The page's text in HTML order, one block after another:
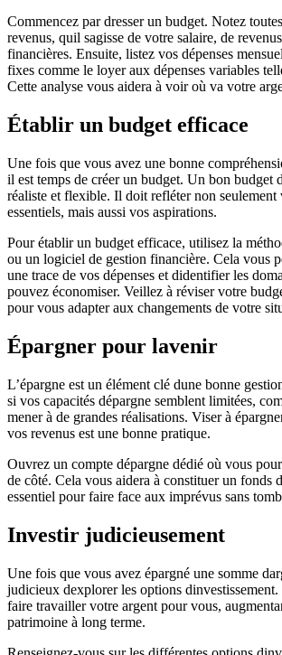
Commencez par dresser un budget. Notez
revenus, quil sagisse de votre salaire, de
financières. Ensuite, listez vos dépenses
fixes comme le loyer aux dépenses variables
Cette analyse vous aidera à voir où va votre
Établir un budget efficace
Une fois que vous avez une bonne
il est temps de créer un budget. Un bon budget
réaliste et flexible. Il doit refléter non seulement
essentiels, mais aussi vos aspirations.
Pour établir un budget efficace, utilisez la
ou un logiciel de gestion financière. Cela vous
une trace de vos dépenses et didentifier les
pouvez économiser. Veillez à réviser votre
pour vous adapter aux changements de votre
Épargner pour lavenir
L’épargne est un élément clé dune bonne
si vos capacités dépargne semblent limitées,
mener à de grandes réalisations. Viser à
vos revenus est une bonne pratique.
Ouvrez un compte dépargne dédié où vous
de côté. Cela vous aidera à constituer un fonds
essentiel pour faire face aux imprévus sans
Investir judicieusement
Une fois que vous avez épargné une somme
judicieux dexplorer les options
faire travailler votre argent pour vous,
patrimoine à long terme.